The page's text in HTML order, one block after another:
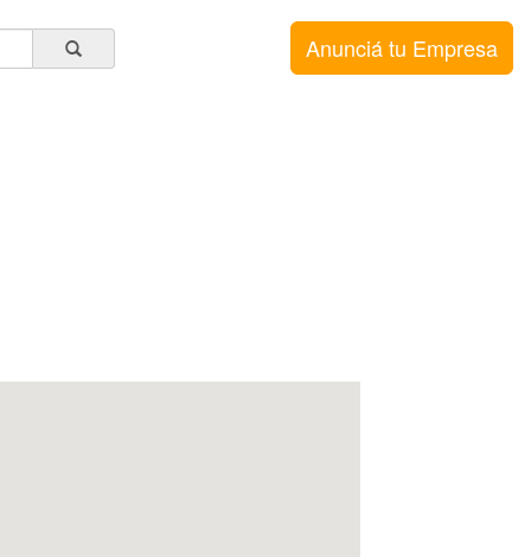
Anunciá tu Empresa